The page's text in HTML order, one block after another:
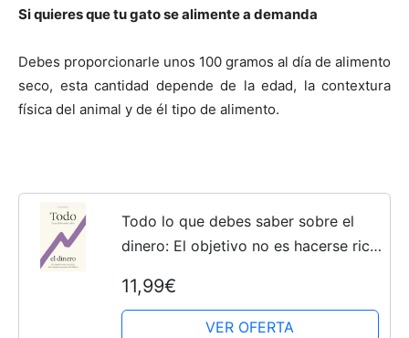
Si quieres que tu gato se alimente a demanda
Debes proporcionarle unos 100 gramos al día de alimento
seco, esta cantidad depende de la edad, la contextura
física del animal y de él tipo de alimento.
Todo lo que debes saber sobre el
dinero: El objetivo no es hacerse rico,
11,99€
VER OFERTA